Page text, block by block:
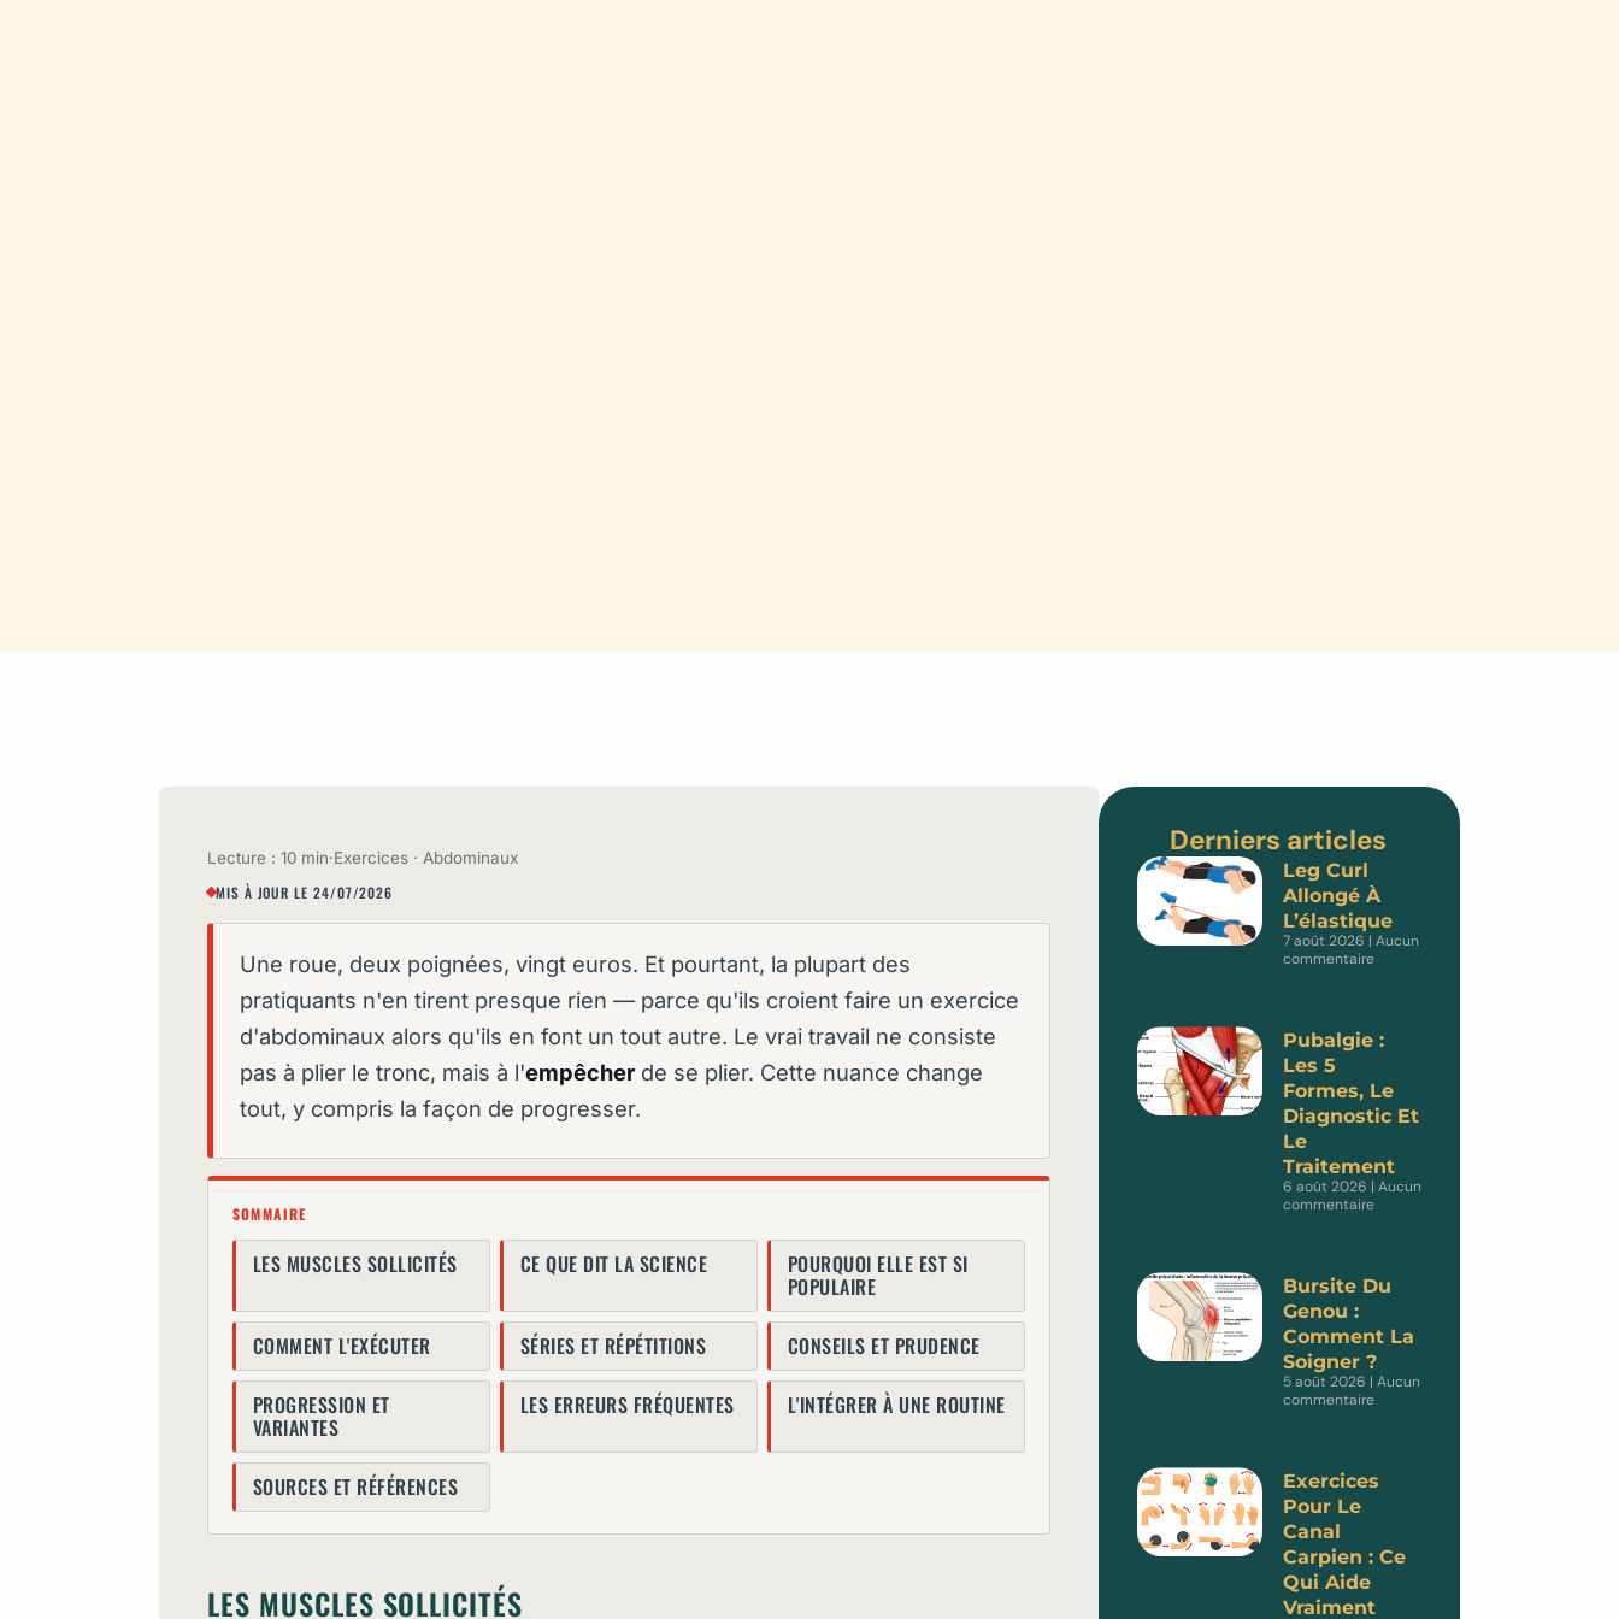
Lecture : 10 min·Exercices · Abdominaux
MIS À JOUR LE 24/07/2026
Une roue, deux poignées, vingt euros. Et pourtant, la plupart des
pratiquants n'en tirent presque rien — parce qu'ils croient faire un exercice
d'abdominaux alors qu'ils en font un tout autre. Le vrai travail ne consiste
pas à plier le tronc, mais à l'empêcher de se plier. Cette nuance change
tout, y compris la façon de progresser.
SOMMAIRE
LES MUSCLES SOLLICITÉS CE QUE DIT LA SCIENCE POURQUOI ELLE EST SI
POPULAIRE
COMMENT L'EXÉCUTER SÉRIES ET RÉPÉTITIONS CONSEILS ET PRUDENCE
PROGRESSION ET
VARIANTES
LES ERREURS FRÉQUENTES L'INTÉGRER À UNE ROUTINE
SOURCES ET RÉFÉRENCES
LES MUSCLES SOLLICITÉS
Derniers articles
Leg Curl
Allongé À
L’élastique
7 août 2026
Aucun
commentaire
Pubalgie :
Les 5
Formes, Le
Diagnostic Et
Le
Traitement
6 août 2026
Aucun
commentaire
Bursite Du
Genou :
Comment La
Soigner ?
5 août 2026
Aucun
commentaire
Exercices
Pour Le
Canal
Carpien : Ce
Qui Aide
Vraiment